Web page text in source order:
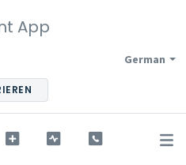
App
German